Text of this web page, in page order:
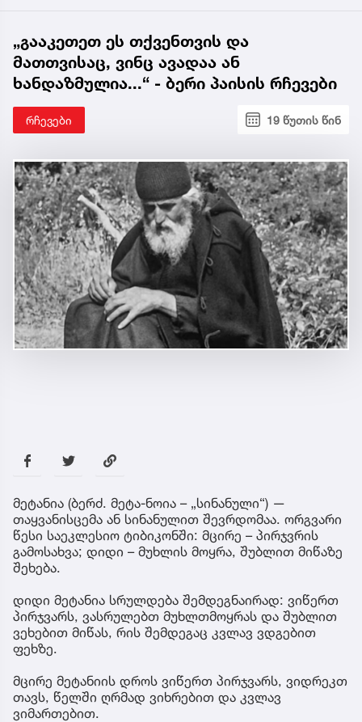
„გააკეთეთ ეს თქვენთვის და
მათთვისაც, ვინც ავადაა ან
ხანდაზმულია...“ - ბერი პაისის რჩევები
რჩევები 19 წუთის წინ
მეტანია (ბერძ. მეტა-ნოია – „სინანული“) —
თაყვანისცემა ან სინანულით შევრდომაა. ორგვარი
წესი საეკლესიო ტიბიკონში: მცირე – პირჯვრის
გამოსახვა; დიდი – მუხლის მოყრა, შუბლით მიწაზე
შეხება.
დიდი მეტანია სრულდება შემდეგნაირად: ვიწერთ
პირჯვარს, ვასრულებთ მუხლთმოყრას და შუბლით
ვეხებით მიწას, რის შემდეგაც კვლავ ვდგებით
ფეხზე.
მცირე მეტანიის დროს ვიწერთ პირჯვარს, ვიდრეკთ
თავს, წელში ღრმად ვიხრებით და კვლავ
ვიმართებით.